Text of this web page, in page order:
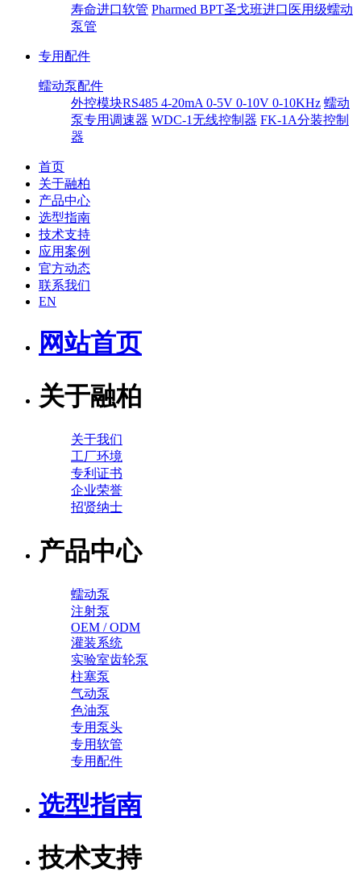
寿命进口软管 Pharmed BPT圣戈班进口医用级蠕动
泵管
专用配件
蠕动泵配件
外控模块RS485 4-20mA 0-5V 0-10V 0-10KHz 蠕动
泵专用调速器 WDC-1无线控制器 FK-1A分装控制
器
首页
关于融柏
产品中心
选型指南
技术支持
应用案例
官方动态
联系我们
EN
网站首页
关于融柏
关于我们
工厂环境
专利证书
企业荣誉
招贤纳士
产品中心
蠕动泵
注射泵
OEM / ODM
灌装系统
实验室齿轮泵
柱塞泵
气动泵
色油泵
专用泵头
专用软管
专用配件
选型指南
技术支持